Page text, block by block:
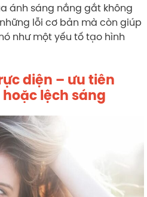
ánh sáng nắng gắt không
lỗi cơ bản mà còn giúp
như một yếu tố tạo hình
diện – ưu tiên
lệch sáng